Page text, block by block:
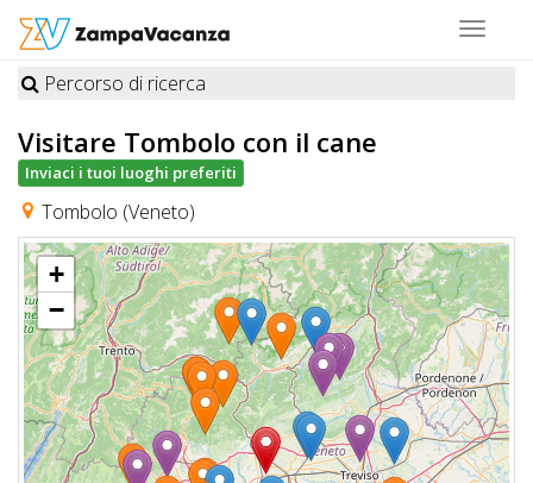
Toggle
STRUTTURE
A
DOG
LUOGHI
A
DOG
Percorso di ricerca
Visitare Tombolo con il cane
Inviaci i tuoi luoghi preferiti
Tombolo (Veneto)
+
−